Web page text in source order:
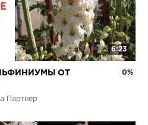
6:23
ОТ
Партнер
0%